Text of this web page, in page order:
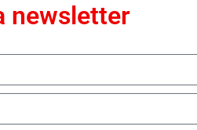
newsletter